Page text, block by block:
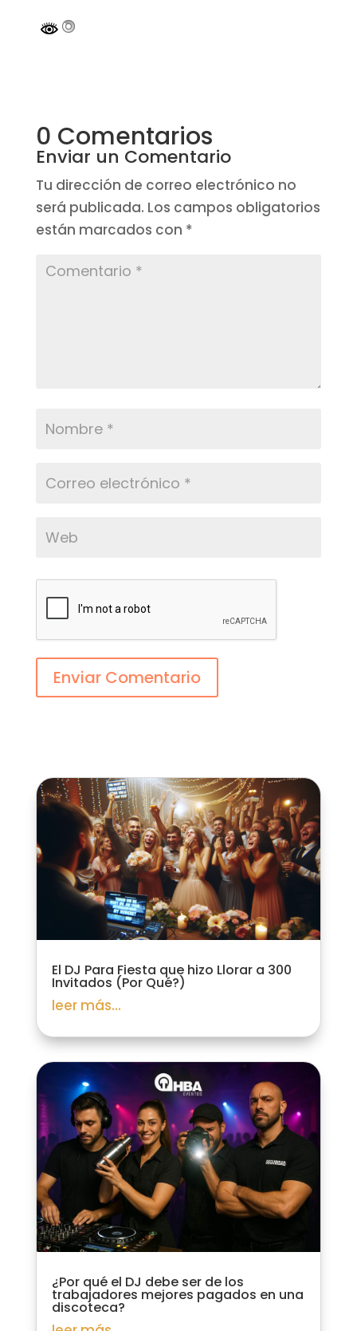
0 Comentarios
Enviar un Comentario
Tu dirección de correo electrónico no
será publicada. Los campos obligatorios
están marcados con *
Enviar Comentario
El DJ Para Fiesta que hizo Llorar a 300
Invitados (Por Qué?)
leer más...
¿Por qué el DJ debe ser de los
trabajadores mejores pagados en una
discoteca?